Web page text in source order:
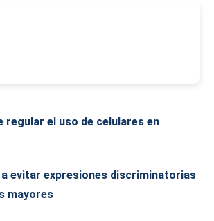
regular el uso de celulares en
a evitar expresiones discriminatorias
mayores